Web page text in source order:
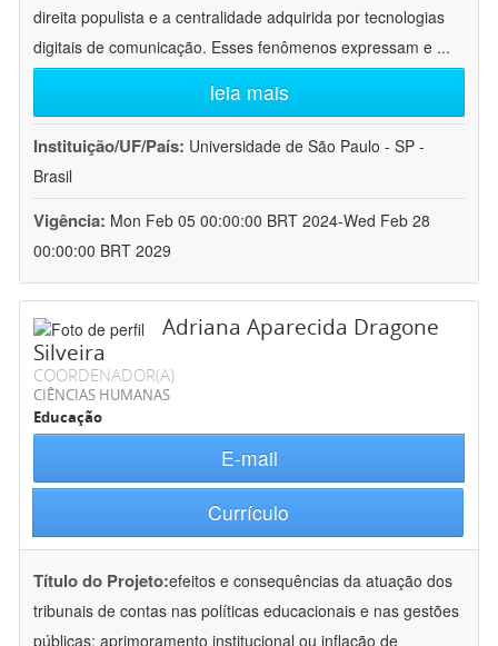
direita populista e a centralidade adquirida por tecnologias
digitais de comunicação. Esses fenômenos expressam e ...
leia mais
Instituição/UF/País: Universidade de São Paulo - SP -
Brasil
Vigência: Mon Feb 05 00:00:00 BRT 2024-Wed Feb 28
00:00:00 BRT 2029
Adriana Aparecida Dragone
Silveira
COORDENADOR(A)
CIÊNCIAS HUMANAS
Educação
E-mail
Currículo
Título do Projeto:efeitos e consequências da atuação dos
tribunais de contas nas políticas educacionais e nas gestões
públicas: aprimoramento institucional ou inflação de